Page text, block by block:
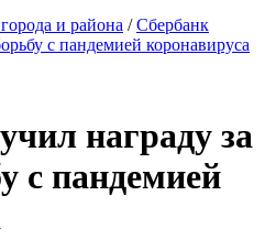
и района / Сбербанк
с пандемией коронавируса
награду за
с пандемией